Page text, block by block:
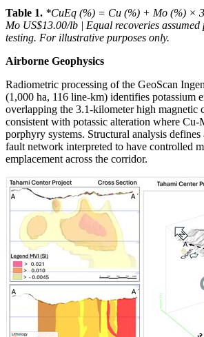
Table 1. *CuEq (%) = Cu (%) + Mo (%) ×
Mo US$13.00/lb | Equal recoveries
testing. For illustrative purposes only.
Airborne Geophysics
Radiometric processing of the GeoScan
(1,000 ha, 116 line-km) identifies potassium
overlapping the 3.1-kilometer high magnetic
consistent with potassic alteration where
porphyry systems. Structural analysis
fault network interpreted to have controlled
emplacement across the corridor.